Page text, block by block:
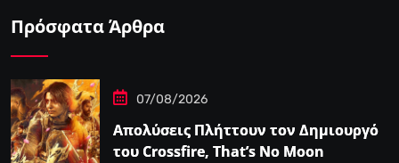
Πρόσφατα Άρθρα
07/08/2026
Απολύσεις Πλήττουν τον Δημιουργό
του Crossfire, That’s No Moon